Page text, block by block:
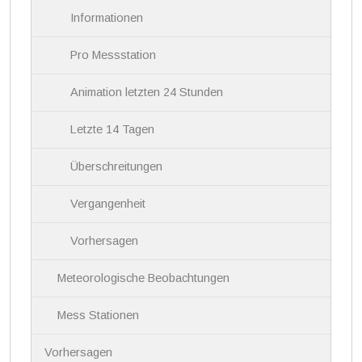
Informationen
Pro Messstation
Animation letzten 24 Stunden
Letzte 14 Tagen
Überschreitungen
Vergangenheit
Vorhersagen
Meteorologische Beobachtungen
Mess Stationen
Vorhersagen